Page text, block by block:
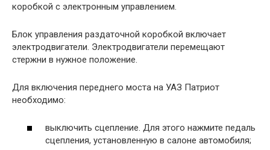
коробкой с электронным управлением.
Блок управления раздаточной коробкой включает
электродвигатели. Электродвигатели перемещают
стержни в нужное положение.
Для включения переднего моста на УАЗ Патриот
необходимо:
выключить сцепление. Для этого нажмите педаль
сцепления, установленную в салоне автомобиля;